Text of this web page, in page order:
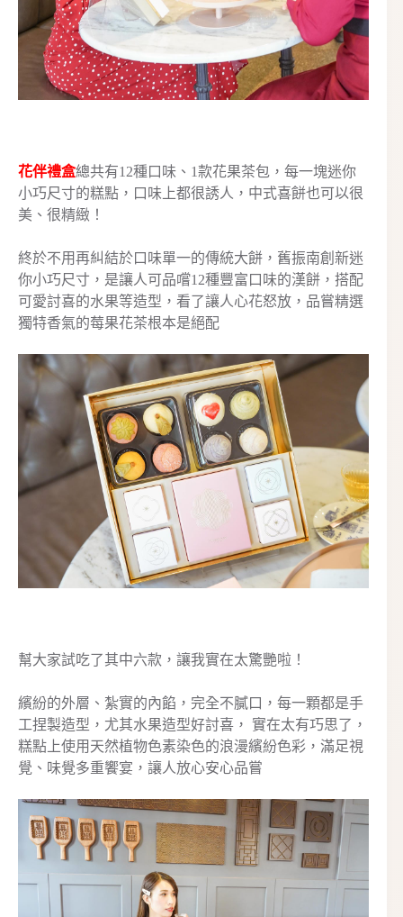
花伴禮盒總共有12種口味、1款花果茶包，每一塊迷你
小巧尺寸的糕點，口味上都很誘人，中式喜餅也可以很
美、很精緻！
終於不用再糾結於口味單一的傳統大餅，舊振南創新迷
你小巧尺寸，是讓人可品嚐12種豐富口味的漢餅，搭配
可愛討喜的水果等造型，看了讓人心花怒放，品嘗精選
獨特香氣的莓果花茶根本是絕配
幫大家試吃了其中六款，讓我實在太驚艷啦！
繽紛的外層、紮實的內餡，完全不膩口，每一顆都是手
工捏製造型，尤其水果造型好討喜， 實在太有巧思了，
糕點上使用天然植物色素染色的浪漫繽紛色彩，滿足視
覺、味覺多重饗宴，讓人放心安心品嘗